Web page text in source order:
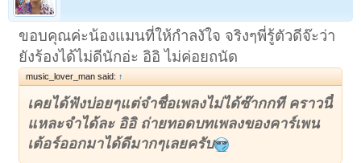
ขอบคุณค่ะน้องแมนที่ให้กำลงัใจ จริงๆพี่รู้ตัวดีจ๊ะว่า
ยังร้องได้ไม่ดีนักอ่ะ อิอิ ไม่ค่อยถนัด
music_lover_man said: ↑
เคยได้ฟังบ่อยๆแต่จำชื่อเพลงไม่ได้ซ๊ากกที คราวนี้
แหละจำได้ละ อิอิ ถ่ายทอดบทเพลงของคาร์เพน
เต้อร์ออกมาได้ดีมากๆเลยครับ